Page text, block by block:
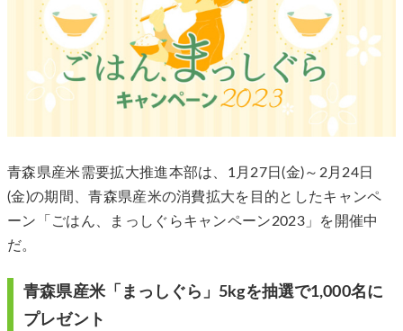
青森県産米需要拡大推進本部は、1月27日(金)～2月24日
(金)の期間、青森県産米の消費拡大を目的としたキャンペ
ーン「ごはん、まっしぐらキャンペーン2023」を開催中
だ。
青森県産米「まっしぐら」5kgを抽選で1,000名に
プレゼント